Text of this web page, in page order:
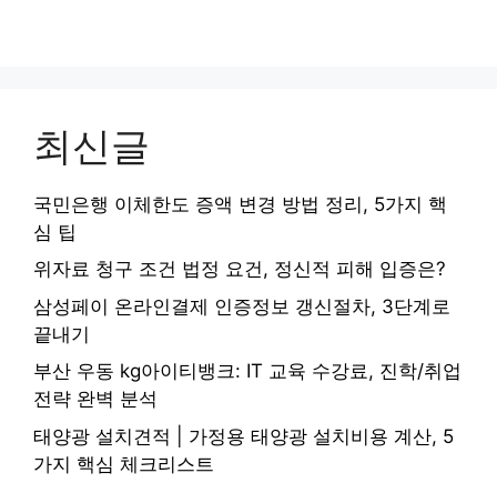
최신글
국민은행 이체한도 증액 변경 방법 정리, 5가지 핵
심 팁
위자료 청구 조건 법정 요건, 정신적 피해 입증은?
삼성페이 온라인결제 인증정보 갱신절차, 3단계로
끝내기
부산 우동 kg아이티뱅크: IT 교육 수강료, 진학/취업
전략 완벽 분석
태양광 설치견적 | 가정용 태양광 설치비용 계산, 5
가지 핵심 체크리스트